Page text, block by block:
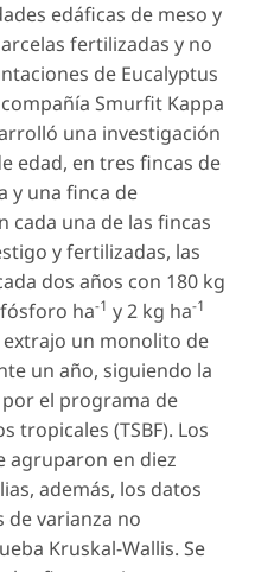
edáficas de meso y
fertilizadas y no
de Eucalyptus
Smurfit Kappa
una investigación
edad, en tres fincas de
y una finca de
cada una de las fincas
y fertilizadas, las
dos años con 180 kg
ha-1 y 2 kg ha-1
extrajo un monolito de
un año, siguiendo la
el programa de
tropicales (TSBF). Los
agruparon en diez
además, los datos
varianza no
Kruskal-Wallis. Se